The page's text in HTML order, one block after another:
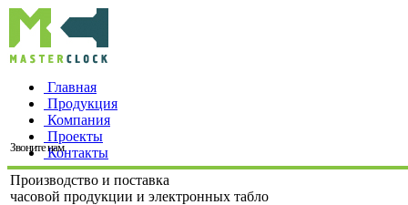
Главная
Продукция
Компания
Проекты
Контакты
Звоните нам
Производство и поставка
часовой продукции и электронных табло